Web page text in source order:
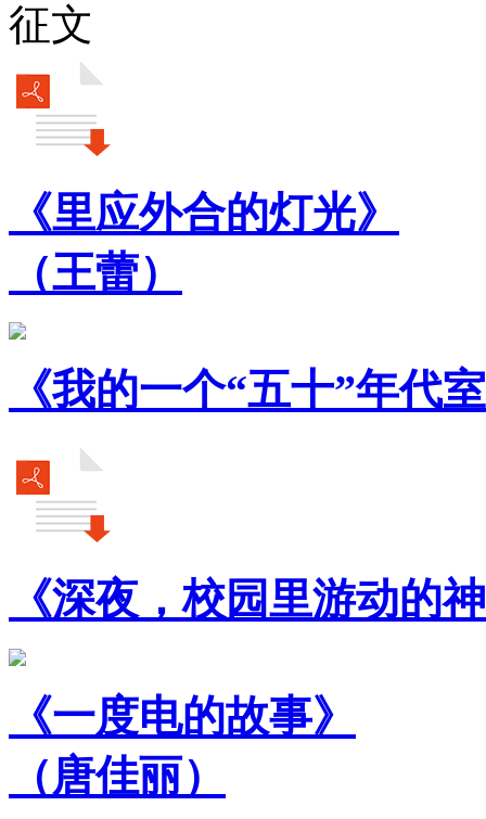
征文
《里应外合的灯光》
（王蕾）
《我的一个“五十”年代
《深夜，校园里游动的
《一度电的故事》
（唐佳丽）